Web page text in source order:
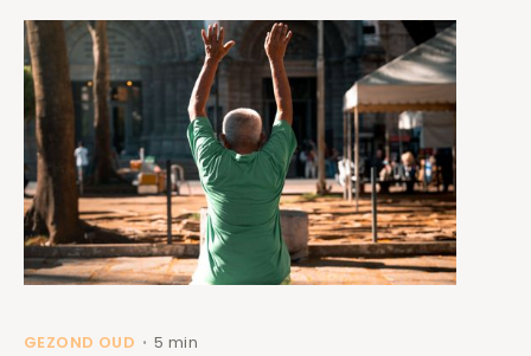
GEZOND OUD • 5 min